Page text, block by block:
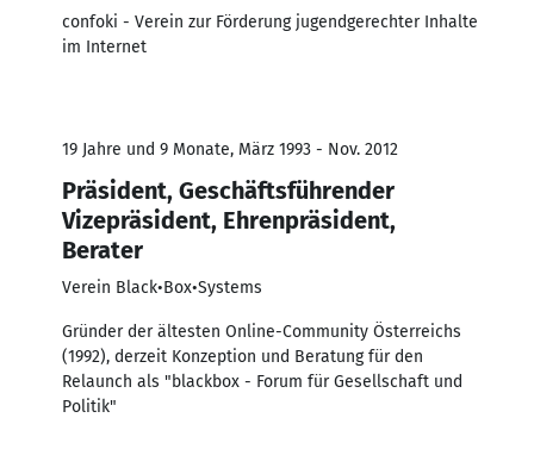
confoki - Verein zur Förderung jugendgerechter Inhalte
im Internet
19 Jahre und 9 Monate, März 1993 - Nov. 2012
Präsident, Geschäftsführender
Vizepräsident, Ehrenpräsident,
Berater
Verein Black•Box•Systems
Gründer der ältesten Online-Community Österreichs
(1992), derzeit Konzeption und Beratung für den
Relaunch als "blackbox - Forum für Gesellschaft und
Politik"